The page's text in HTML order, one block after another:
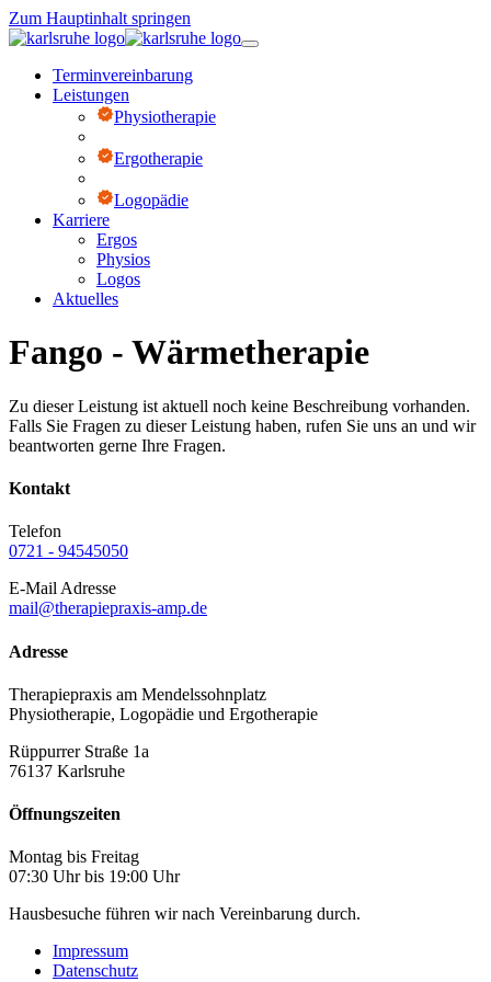
Zum Hauptinhalt springen
Terminvereinbarung
Leistungen
Physiotherapie
Ergotherapie
Logopädie
Karriere
Ergos
Physios
Logos
Aktuelles
Fango - Wärmetherapie
Zu dieser Leistung ist aktuell noch keine Beschreibung vorhanden.
Falls Sie Fragen zu dieser Leistung haben, rufen Sie uns an und wir
beantworten gerne Ihre Fragen.
Kontakt
Telefon
0721 - 94545050
E-Mail Adresse
mail@therapiepraxis-amp.de
Adresse
Therapiepraxis am Mendelssohnplatz
Physiotherapie, Logopädie und Ergotherapie
Rüppurrer Straße 1a
76137 Karlsruhe
Öffnungszeiten
Montag bis Freitag
07:30 Uhr bis 19:00 Uhr
Hausbesuche führen wir nach Vereinbarung durch.
Impressum
Datenschutz